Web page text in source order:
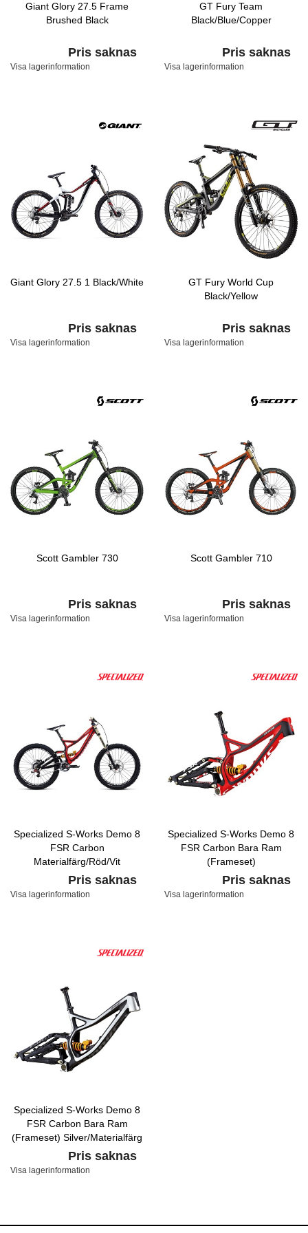
Giant Glory 27.5 Frame
Brushed Black
Pris saknas
Visa lagerinformation
GT Fury Team
Black/Blue/Copper
Pris saknas
Visa lagerinformation
Giant Glory 27.5 1 Black/White
Pris saknas
Visa lagerinformation
GT Fury World Cup
Black/Yellow
Pris saknas
Visa lagerinformation
Scott Gambler 730
Pris saknas
Visa lagerinformation
Scott Gambler 710
Pris saknas
Visa lagerinformation
Specialized S-Works Demo 8
FSR Carbon
Materialfärg/Röd/Vit
Pris saknas
Visa lagerinformation
Specialized S-Works Demo 8
FSR Carbon Bara Ram
(Frameset)
Materialfärg/Röd/Vit
Pris saknas
Visa lagerinformation
Specialized S-Works Demo 8
FSR Carbon Bara Ram
(Frameset) Silver/Materialfärg
Pris saknas
Visa lagerinformation